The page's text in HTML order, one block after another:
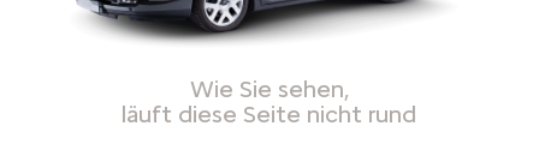
Wie Sie sehen,
läuft diese Seite nicht rund